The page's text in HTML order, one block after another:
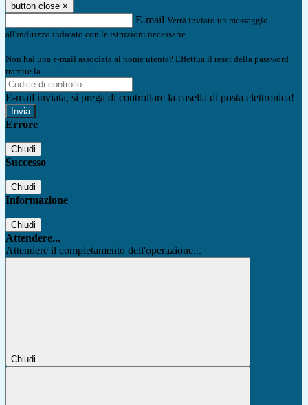
button close ×
E-mail Verrà inviato un messaggio
all'indirizzo indicato con le istruzioni necessarie.
Non hai una e-mail associata al nome utente? Effettua il reset della password
tramite la
E-mail inviata, si prega di controllare la casella di posta elettronica!
Errore
Chiudi
Successo
Chiudi
Informazione
Chiudi
Attendere...
Attendere il completamento dell'operazione...
Chiudi